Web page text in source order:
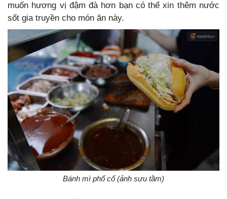
muốn hương vị đậm đà hơn bạn có thể xin thêm nước
sốt gia truyền cho món ăn này.
Bánh mì phố cổ (ảnh sưu tầm)